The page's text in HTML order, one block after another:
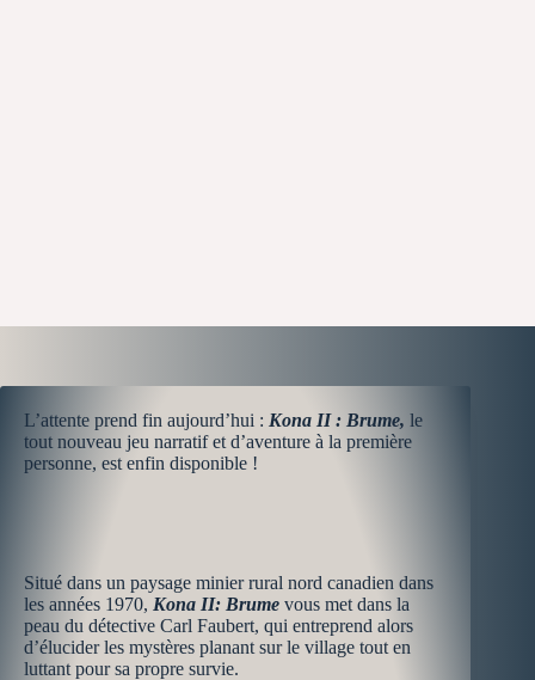
L’attente prend fin aujourd’hui : Kona II : Brume, le
tout nouveau jeu narratif et d’aventure à la première
personne, est enfin disponible !
Situé dans un paysage minier rural nord canadien dans
les années 1970, Kona II: Brume vous met dans la
peau du détective Carl Faubert, qui entreprend alors
d’élucider les mystères planant sur le village tout en
luttant pour sa propre survie.